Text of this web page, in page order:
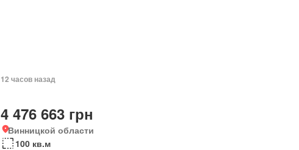
12 часов назад
4 476 663 грн
Винницкой области
100 кв.м